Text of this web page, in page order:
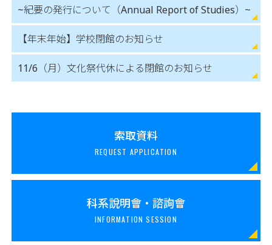
~紀要の発行について（Annual Report of Studies）~
【年末年始】学校閉館のお知らせ
11/6（月）文化祭代休による閉館のお知らせ
索取資料
REQUEST APPLICATION
科系說明會・諮詢會
INFORMATION SESSION